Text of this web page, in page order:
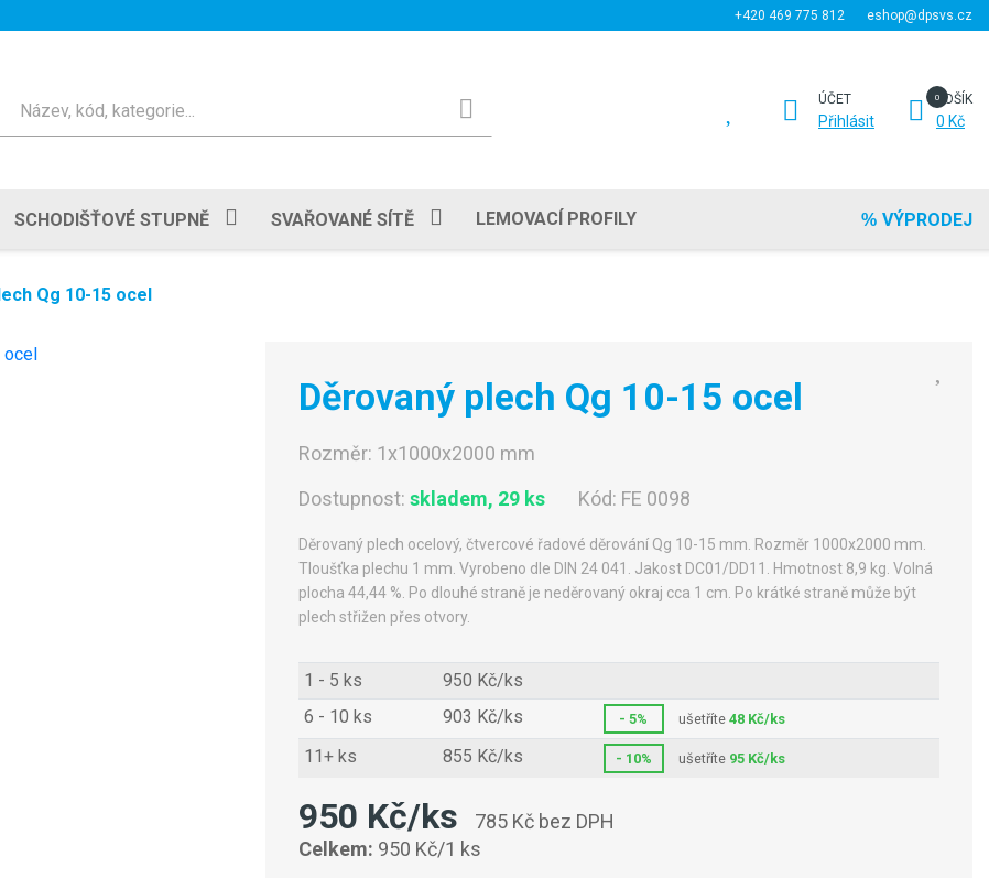
+420 469 775 812 eshop@dpsvs.cz
ÚČET
Přihlásit
KOŠÍK
0 Kč
SCHODIŠŤOVÉ STUPNĚ SVAŘOVANÉ SÍTĚ LEMOVACÍ PROFILY VÝPRODEJ
Qg 10-15 ocel
Děrovaný plech Qg 10-15 ocel
Rozměr: 1x1000x2000 mm
Dostupnost: skladem, 29 ks Kód: FE 0098
Děrovaný plech ocelový, čtvercové řadové děrování Qg 10-15 mm. Rozměr 1000x2000 mm.
Tloušťka plechu 1 mm. Vyrobeno dle DIN 24 041. Jakost DC01/DD11. Hmotnost 8,9 kg. Volná
plocha 44,44 %. Po dlouhé straně je neděrovaný okraj cca 1 cm. Po krátké straně může být
plech střižen přes otvory.
1 - 5 ks
950 Kč/ks
6 - 10 ks
903 Kč/ks - 5% ušetříte 48 Kč/ks
11+ ks 855 Kč/ks - 10% ušetříte 95 Kč/ks
950 Kč/ks
785 Kč bez DPH
Celkem: 950 Kč/1 ks